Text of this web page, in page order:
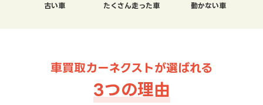
古い車 たくさん走った車 動かない車
車買取カーネクストが選ばれる
3つの理由